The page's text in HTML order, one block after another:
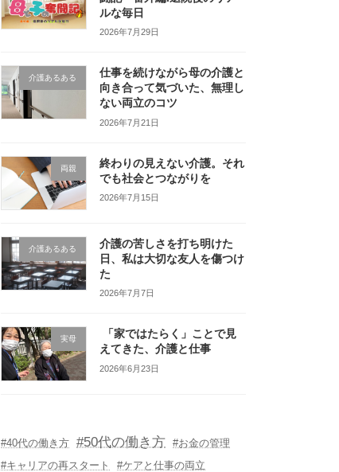
ルな毎日
2026年7月29日
介護あるある
仕事を続けながら母の介護と
向き合って気づいた、無理し
ない両立のコツ
2026年7月21日
両親
終わりの見えない介護。それ
でも社会とつながりを
2026年7月15日
介護あるある
介護の苦しさを打ち明けた
日、私は大切な友人を傷つけ
た
2026年7月7日
実母
「家ではたらく」ことで見
えてきた、介護と仕事
2026年6月23日
#40代の働き方 #50代の働き方
#お金の管理
#キャリアの再スタート
#ケアと仕事の両立